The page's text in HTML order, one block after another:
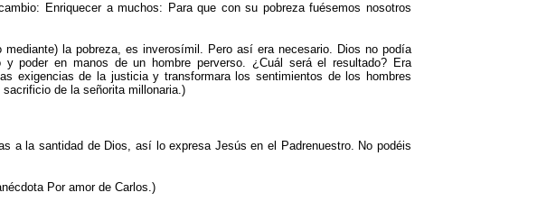
Enriquecer a muchos: Para que con su pobreza fuésemos nosotros
la pobreza, es inverosímil. Pero así era necesario. Dios no podía
poder en manos de un hombre perverso. ¿Cuál será el resultado? Era
exigencias de la justicia y transformara los sentimientos de los hombres
de la señorita millonaria.)
a la santidad de Dios, así lo expresa Jesús en el Padrenuestro. No podéis
Por amor de Carlos.)